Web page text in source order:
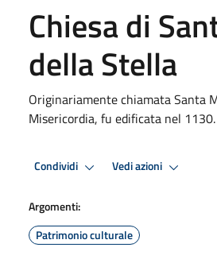
Chiesa di
della Stella
Originariamente chiamata Santa
Misericordia, fu edificata nel 1130.
Condividi Vedi azioni
Argomenti:
Patrimonio culturale